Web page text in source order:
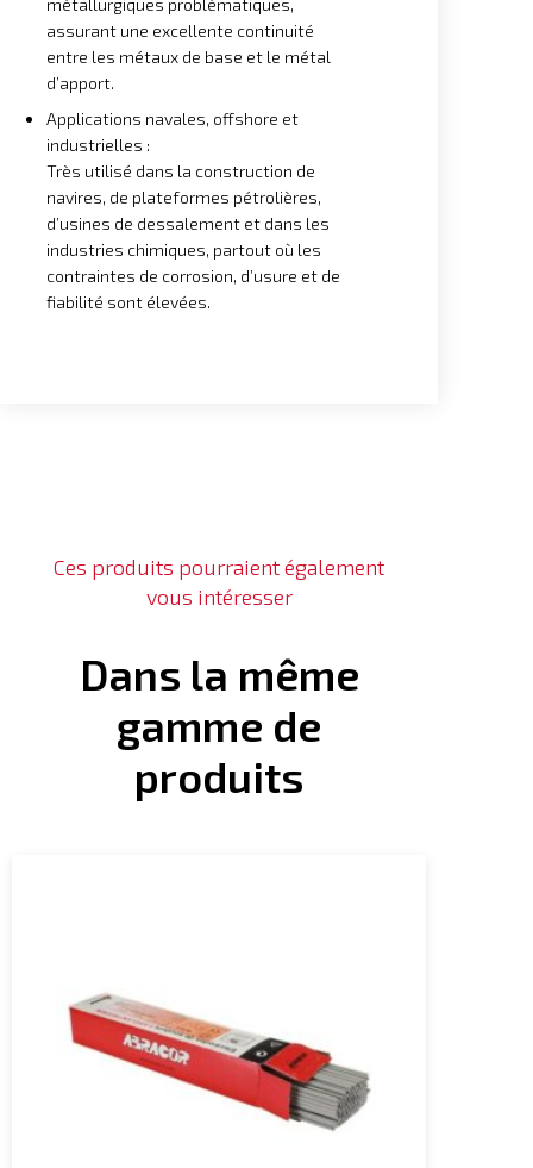
métallurgiques problématiques,
assurant une excellente continuité
entre les métaux de base et le métal
d’apport.
Applications navales, offshore et
industrielles :
Très utilisé dans la construction de
navires, de plateformes pétrolières,
d’usines de dessalement et dans les
industries chimiques, partout où les
contraintes de corrosion, d’usure et de
fiabilité sont élevées.
Ces produits pourraient également
vous intéresser
Dans la même
gamme de
produits